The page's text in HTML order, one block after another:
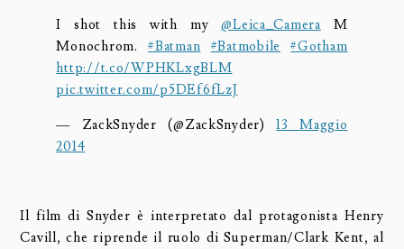
I shot this with my@Leica_Camera M
Monochrom.#Batman #Batmobile
#Gotham
http://t.co/WPHKLxgBLM
pic.twitter.com/p5DEf6fLzJ
— ZackSnyder (@ZackSnyder)13 Maggio
2014
Il film di Snyder è interpretato dal protagonista Henry
Cavill, che riprende il ruolo di Superman/Clark Kent, al